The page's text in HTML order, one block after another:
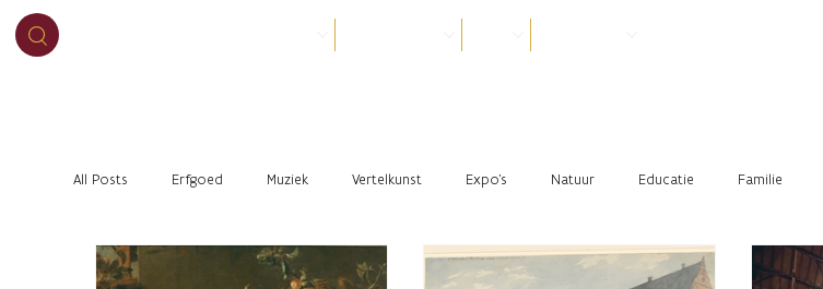
All Posts Erfgoed Muziek Vertelkunst Expo's Natuur Educatie Familie